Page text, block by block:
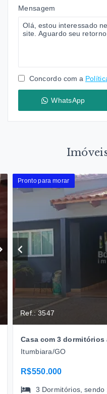
Mensagem
Concordo com a
WhatsApp
Pronto para morar
Ref.: 3547
Itumbiara/GO
R$550.000
3 Dormitórios , sendo